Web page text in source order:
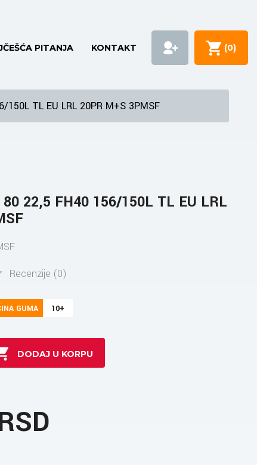
PITANJA KONTAKT (0)
150L TL EU LRL 20PR M+S 3PMSF
80 22,5 FH40 156/150L TL EU LRL
Recenzije (0)
GUMA 10+